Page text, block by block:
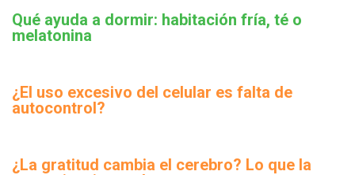
Qué ayuda a dormir: habitación fría, té o
melatonina
¿El uso excesivo del celular es falta de
autocontrol?
¿La gratitud cambia el cerebro? Lo que la